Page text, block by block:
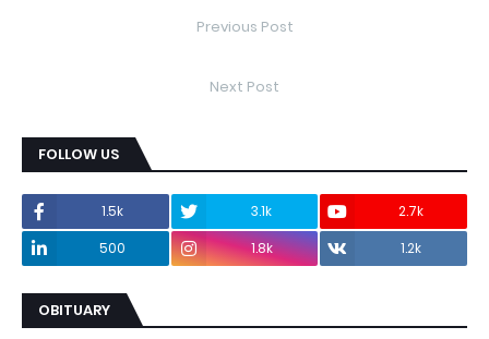
Previous Post
Next Post
FOLLOW US
1.5k 3.1k
2.7k
500
1.8k 1.2k
OBITUARY